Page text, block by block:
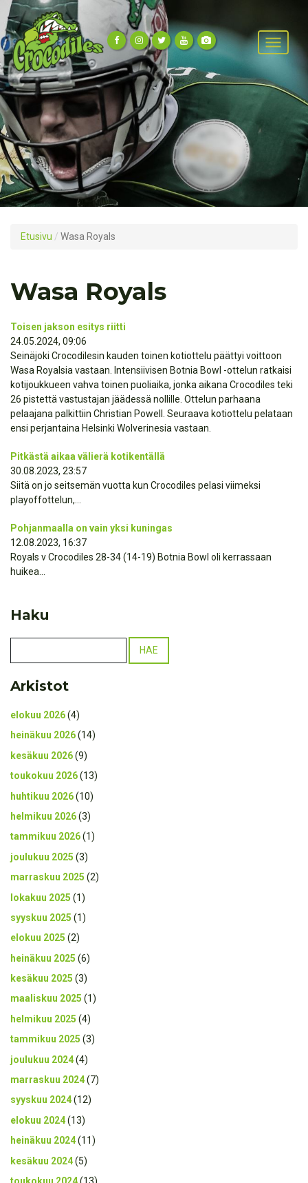
Etusivu / Wasa Royals
Wasa Royals
Toisen jakson esitys riitti
24.05.2024, 09:06
Seinäjoki Crocodilesin kauden toinen kotiottelu päättyi voittoon
Wasa Royalsia vastaan. Intensiivisen Botnia Bowl -ottelun ratkaisi
kotijoukkueen vahva toinen puoliaika, jonka aikana Crocodiles teki
26 pistettä vastustajan jäädessä nollille. Ottelun parhaana
pelaajana palkittiin Christian Powell. Seuraava kotiottelu pelataan
ensi perjantaina Helsinki Wolverinesia vastaan.
Pitkästä aikaa välierä kotikentällä
30.08.2023, 23:57
Siitä on jo seitsemän vuotta kun Crocodiles pelasi viimeksi
playoffottelun,...
Pohjanmaalla on vain yksi kuningas
12.08.2023, 16:37
Royals v Crocodiles 28-34 (14-19) Botnia Bowl oli kerrassaan
huikea...
Haku
Arkistot
elokuu 2026(4)
heinäkuu 2026(14)
kesäkuu 2026(9)
toukokuu 2026(13)
huhtikuu 2026(10)
helmikuu 2026(3)
tammikuu 2026(1)
joulukuu 2025 (3)
marraskuu 2025 (2)
lokakuu 2025 (1)
syyskuu 2025 (1)
elokuu 2025 (2)
heinäkuu 2025 (6)
kesäkuu 2025 (3)
maaliskuu 2025 (1)
helmikuu 2025 (4)
tammikuu 2025 (3)
joulukuu 2024(4)
marraskuu 2024(7)
syyskuu 2024(12)
elokuu 2024(13)
heinäkuu 2024(11)
kesäkuu 2024(5)